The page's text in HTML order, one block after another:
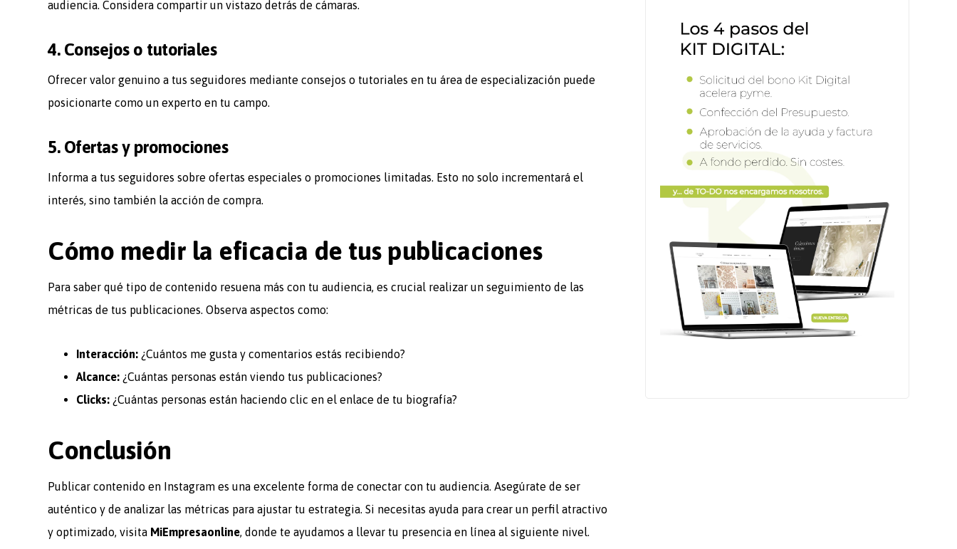
audiencia. Considera compartir un vistazo detrás de cámaras.
4. Consejos o tutoriales
Ofrecer valor genuino a tus seguidores mediante consejos o tutoriales en tu área de especialización puede
posicionarte como un experto en tu campo.
5. Ofertas y promociones
Informa a tus seguidores sobre ofertas especiales o promociones limitadas. Esto no solo incrementará el
interés, sino también la acción de compra.
Cómo medir la eficacia de tus publicaciones
Para saber qué tipo de contenido resuena más con tu audiencia, es crucial realizar un seguimiento de las
métricas de tus publicaciones. Observa aspectos como:
Interacción: ¿Cuántos me gusta y comentarios estás recibiendo?
Alcance: ¿Cuántas personas están viendo tus publicaciones?
Clicks: ¿Cuántas personas están haciendo clic en el enlace de tu biografía?
Conclusión
Publicar contenido en Instagram es una excelente forma de conectar con tu audiencia. Asegúrate de ser
auténtico y de analizar las métricas para ajustar tu estrategia. Si necesitas ayuda para crear un perfil atractivo
y optimizado, visita MiEmpresaonline, donde te ayudamos a llevar tu presencia en línea al siguiente nivel.